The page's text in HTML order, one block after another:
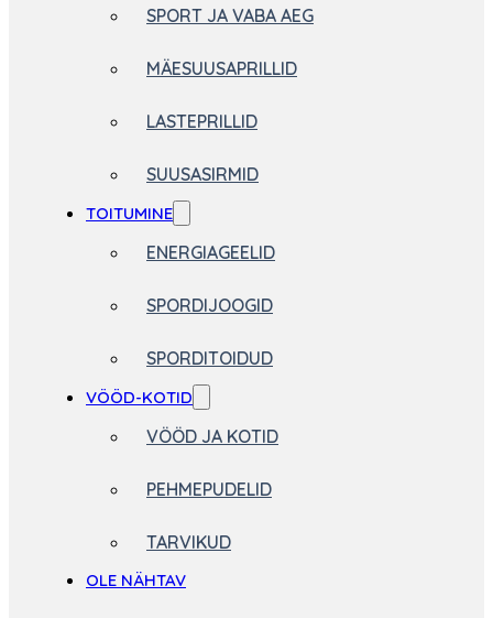
SPORT JA VABA AEG
MÄESUUSAPRILLID
LASTEPRILLID
SUUSASIRMID
TOITUMINE
ENERGIAGEELID
SPORDIJOOGID
SPORDITOIDUD
VÖÖD-KOTID
VÖÖD JA KOTID
PEHMEPUDELID
TARVIKUD
OLE NÄHTAV